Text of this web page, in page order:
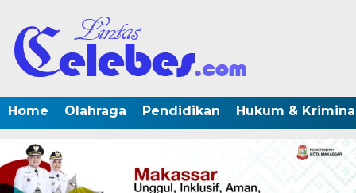
Home Olahraga Pendidikan Hukum &